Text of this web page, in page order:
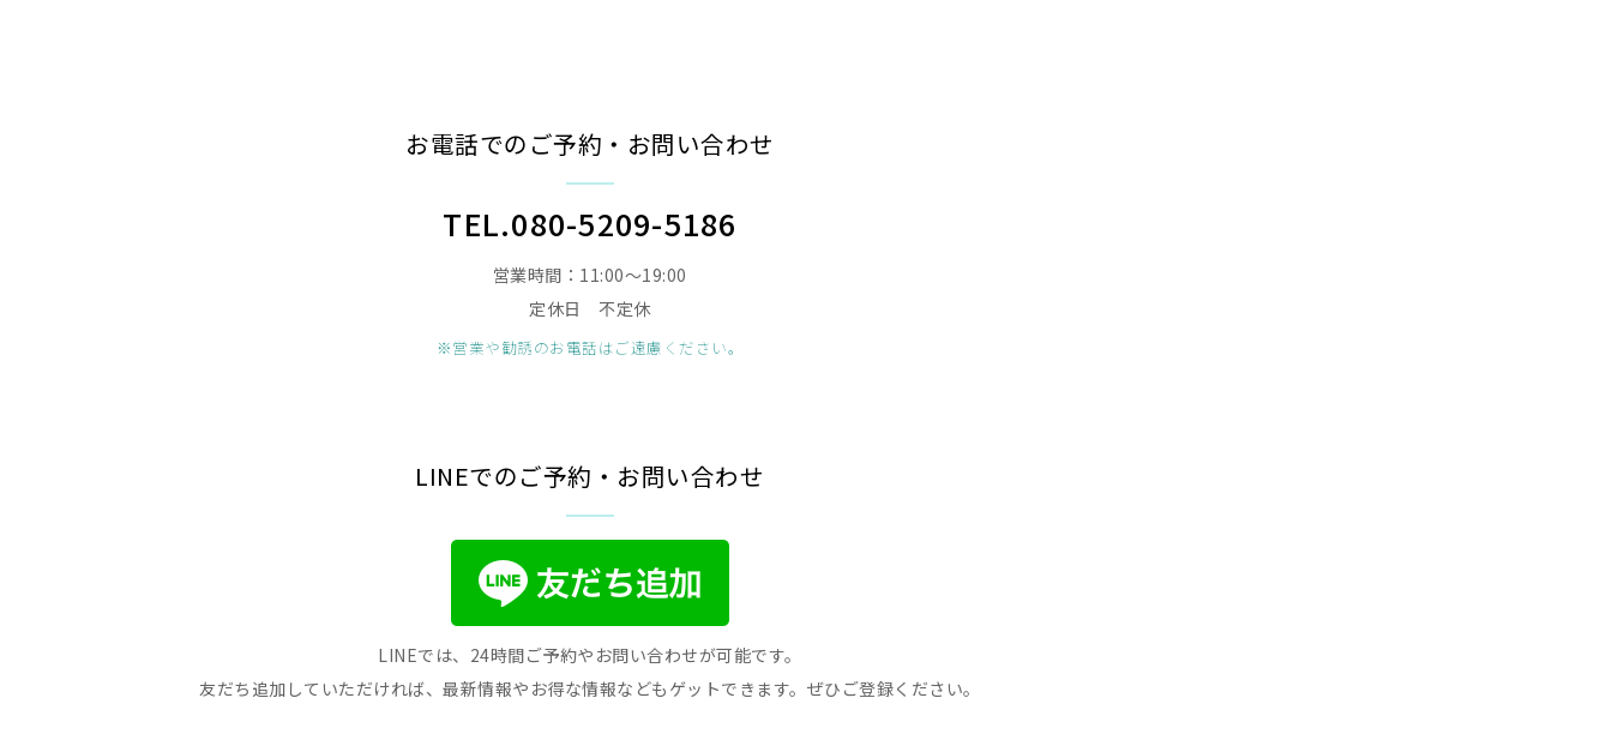
お電話でのご予約・お問い合わせ
TEL.080-5209-5186
営業時間：11:00〜19:00
定休日 不定休
※営業や勧誘のお電話はご遠慮ください。
LINEでのご予約・お問い合わせ
LINEでは、24時間ご予約やお問い合わせが可能です。
友だち追加していただければ、最新情報やお得な情報などもゲットできます。ぜひご登録ください。